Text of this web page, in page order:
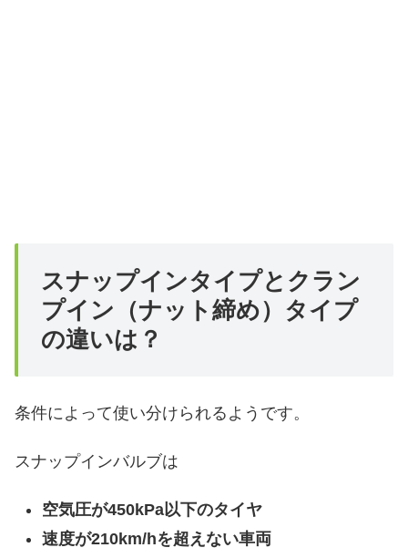
スナップインタイプとクラン
プイン（ナット締め）タイプ
の違いは？
条件によって使い分けられるようです。
スナップインバルブは
空気圧が450kPa以下のタイヤ
速度が210km/hを超えない車両